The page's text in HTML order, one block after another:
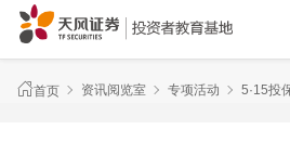
首页 资讯阅览室 专项活动 5·15投